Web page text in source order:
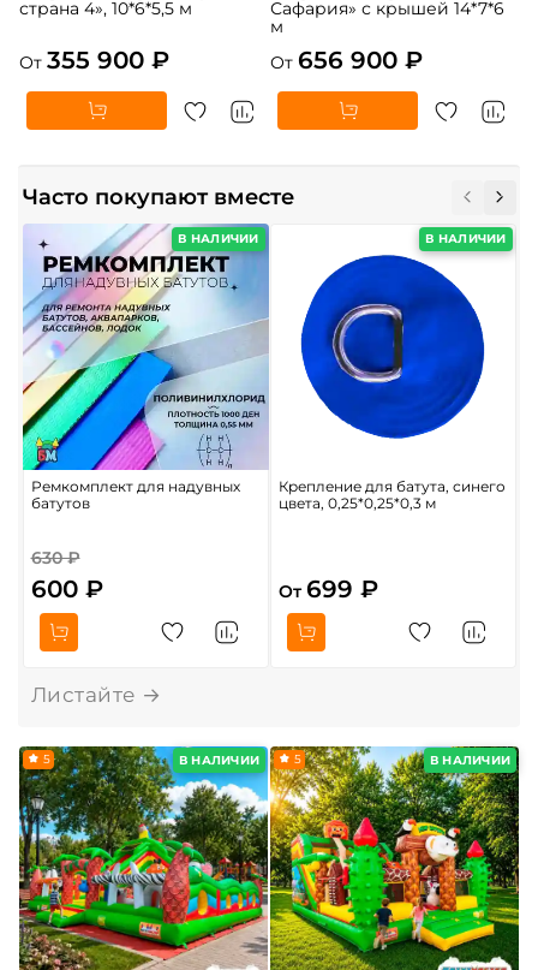
страна 4», 10*6*5,5 м
От 355 900 ₽
Сафария» с крышей 14*7*6
м
От 656 900 ₽
Часто покупают вместе
В НАЛИЧИИ
Ремкомплект для надувных
батутов
630 ₽
600 ₽
В НАЛИЧИИ
Крепление для батута, синего
цвета, 0,25*0,25*0,3 м
От 699 ₽
В НАЛИЧИИ
5 В НАЛИЧИИ
5